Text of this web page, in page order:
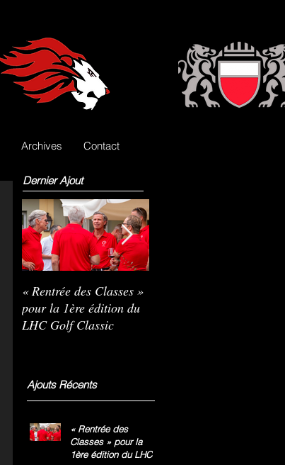
Archives Contact
Dernier Ajout
« Rentrée des Classes »
pour la 1ère édition du
LHC Golf Classic
Ajouts Récents
« Rentrée des
Classes » pour la
1ère édition du LHC